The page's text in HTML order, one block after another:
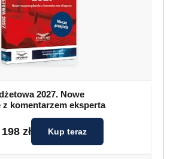
2027. Nowe
komentarzem eksperta
198 zł Kup teraz